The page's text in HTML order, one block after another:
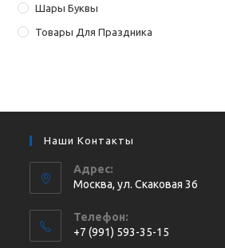
Шары Буквы
Товары Для Праздника
Наши Контакты
Адрес:
Москва, ул. Cкаковая 36
Телефон:
+7 (991) 593-35-15